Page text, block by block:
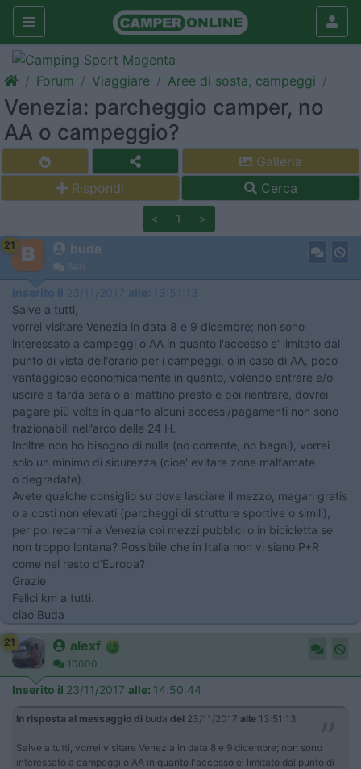
Forum Viaggiare Aree di sosta, campeggi
Venezia: parcheggio camper, no
AA o campeggio?
Galleria
Rispondi
Cerca
< 1 >
21 buda
640
Inserito il 23/11/2017 alle: 13:51:13
Salve a tutti,
vorrei visitare Venezia in data 8 e 9 dicembre; non sono
interessato a campeggi o AA in quanto l'accesso e' limitato dal
punto di vista dell'orario per i campeggi, o in caso di AA, poco
vantaggioso economicamente in quanto, volendo entrare e/o
uscire a tarda sera o al mattino presto e poi rientrare, dovrei
pagare più volte in quanto alcuni accessi/pagamenti non sono
frazionabili nell'arco delle 24 H.
Inoltre non ho bisogno di nulla (no corrente, no bagni), vorrei
solo un minimo di sicurezza (cioe' evitare zone malfamate
o degradate).
Avete qualche consiglio su dove lasciare il mezzo, magari gratis
o a costi non elevati (parcheggi di strutture sportive o simili),
per poi recarmi a Venezia coi mezzi pubblici o in bicicletta se
non troppo lontana? Possibile che in Italia non vi siano P+R
come nel resto d'Europa?
Grazie
Felici km a tutti.
ciao Buda
21 alexf
10000
Inserito il 23/11/2017 alle: 14:50:44
In risposta al messaggio di buda del 23/11/2017 alle 13:51:13
Salve a tutti, vorrei visitare Venezia in data 8 e 9 dicembre; non sono
interessato a campeggi o AA in quanto l'accesso e' limitato dal punto di